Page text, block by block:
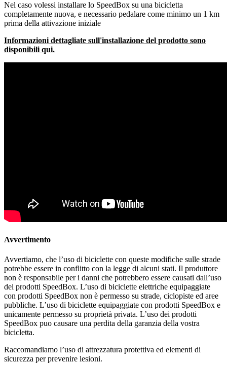
Nel caso volessi installare lo SpeedBox su una bicicletta
completamente nuova, e necessario pedalare come minimo un 1 km
prima della attivazione iniziale
Informazioni dettagliate sull'installazione del prodotto sono
disponibili qui.
Avvertimento
Avvertiamo, che l’uso di biciclette con queste modifiche sulle strade
potrebbe essere in conflitto con la legge di alcuni stati. Il produttore
non è responsabile per i danni che potrebbero essere causati dall’uso
dei prodotti SpeedBox. L’uso di biciclette elettriche equipaggiate
con prodotti SpeedBox non è permesso su strade, ciclopiste ed aree
pubbliche. L’uso di biciclette equipaggiate con prodotti SpeedBox e
unicamente permesso su proprietà privata. L’uso dei prodotti
SpeedBox puo causare una perdita della garanzia della vostra
bicicletta.
Raccomandiamo l’uso di attrezzatura protettiva ed elementi di
sicurezza per prevenire lesioni.